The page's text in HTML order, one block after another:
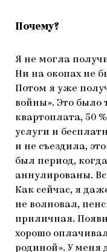
Почему?
Я не могла
Ни на окопах не
Потом я уже
войны». Это было
квартоплата, 50
услуги и
и не съездила,
был период,
аннулированы.
Как сейчас, я
не волновал,
приличная.
хорошо
родиной». У меня